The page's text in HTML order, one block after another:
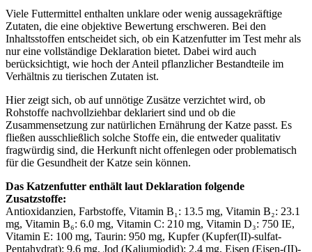
Viele Futtermittel enthalten unklare oder wenig aussagekräftige
Zutaten, die eine objektive Bewertung erschweren. Bei den
Inhaltsstoffen entscheidet sich, ob ein Katzenfutter im Test mehr als
nur eine vollständige Deklaration bietet. Dabei wird auch
berücksichtigt, wie hoch der Anteil pflanzlicher Bestandteile im
Verhältnis zu tierischen Zutaten ist.
Hier zeigt sich, ob auf unnötige Zusätze verzichtet wird, ob
Rohstoffe nachvollziehbar deklariert sind und ob die
Zusammensetzung zur natürlichen Ernährung der Katze passt. Es
fließen ausschließlich solche Stoffe ein, die entweder qualitativ
fragwürdig sind, die Herkunft nicht offenlegen oder problematisch
für die Gesundheit der Katze sein können.
Das Katzenfutter enthält laut Deklaration folgende
Zusatzstoffe:
Antioxidanzien, Farbstoffe, Vitamin B₁: 13.5 mg, Vitamin B₂: 23.1
mg, Vitamin B₆: 6.0 mg, Vitamin C: 210 mg, Vitamin D₃: 750 IE,
Vitamin E: 100 mg, Taurin: 950 mg, Kupfer (Kupfer(II)-sulfat-
Pentahydrat): 9.6 mg, Jod (Kaliumjodid): 2.4 mg, Eisen (Eisen-(II)-